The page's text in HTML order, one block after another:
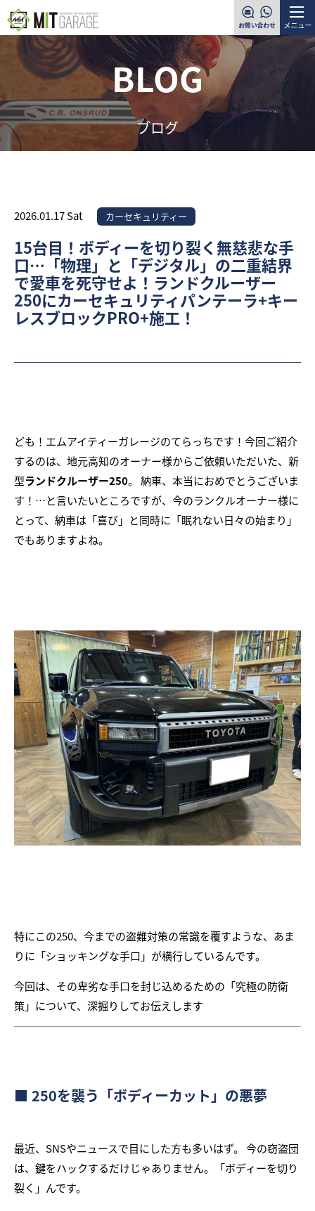
メニュー
BLOG
ブログ
2026.01.17 Sat カーセキュリティー
15台目！ボディーを切り裂く無慈悲な手
口…「物理」と「デジタル」の二重結界
で愛車を死守せよ！ランドクルーザー
250にカーセキュリティパンテーラ+キー
レスブロックPRO+施工！
ども！エムアイティーガレージのてらっちです！今回ご紹介
するのは、地元高知のオーナー様からご依頼いただいた、新
型ランドクルーザー250。 納車、本当におめでとうございま
す！…と言いたいところですが、今のランクルオーナー様に
とって、納車は「喜び」と同時に「眠れない日々の始まり」
でもありますよね。
特にこの250、今までの盗難対策の常識を覆すような、あま
りに「ショッキングな手口」が横行しているんです。
今回は、その卑劣な手口を封じ込めるための「究極の防衛
策」について、深掘りしてお伝えします
■ 250を襲う「ボディーカット」の悪夢
最近、SNSやニュースで目にした方も多いはず。 今の窃盗団
は、鍵をハックするだけじゃありません。「ボディーを切り
裂く」んです。